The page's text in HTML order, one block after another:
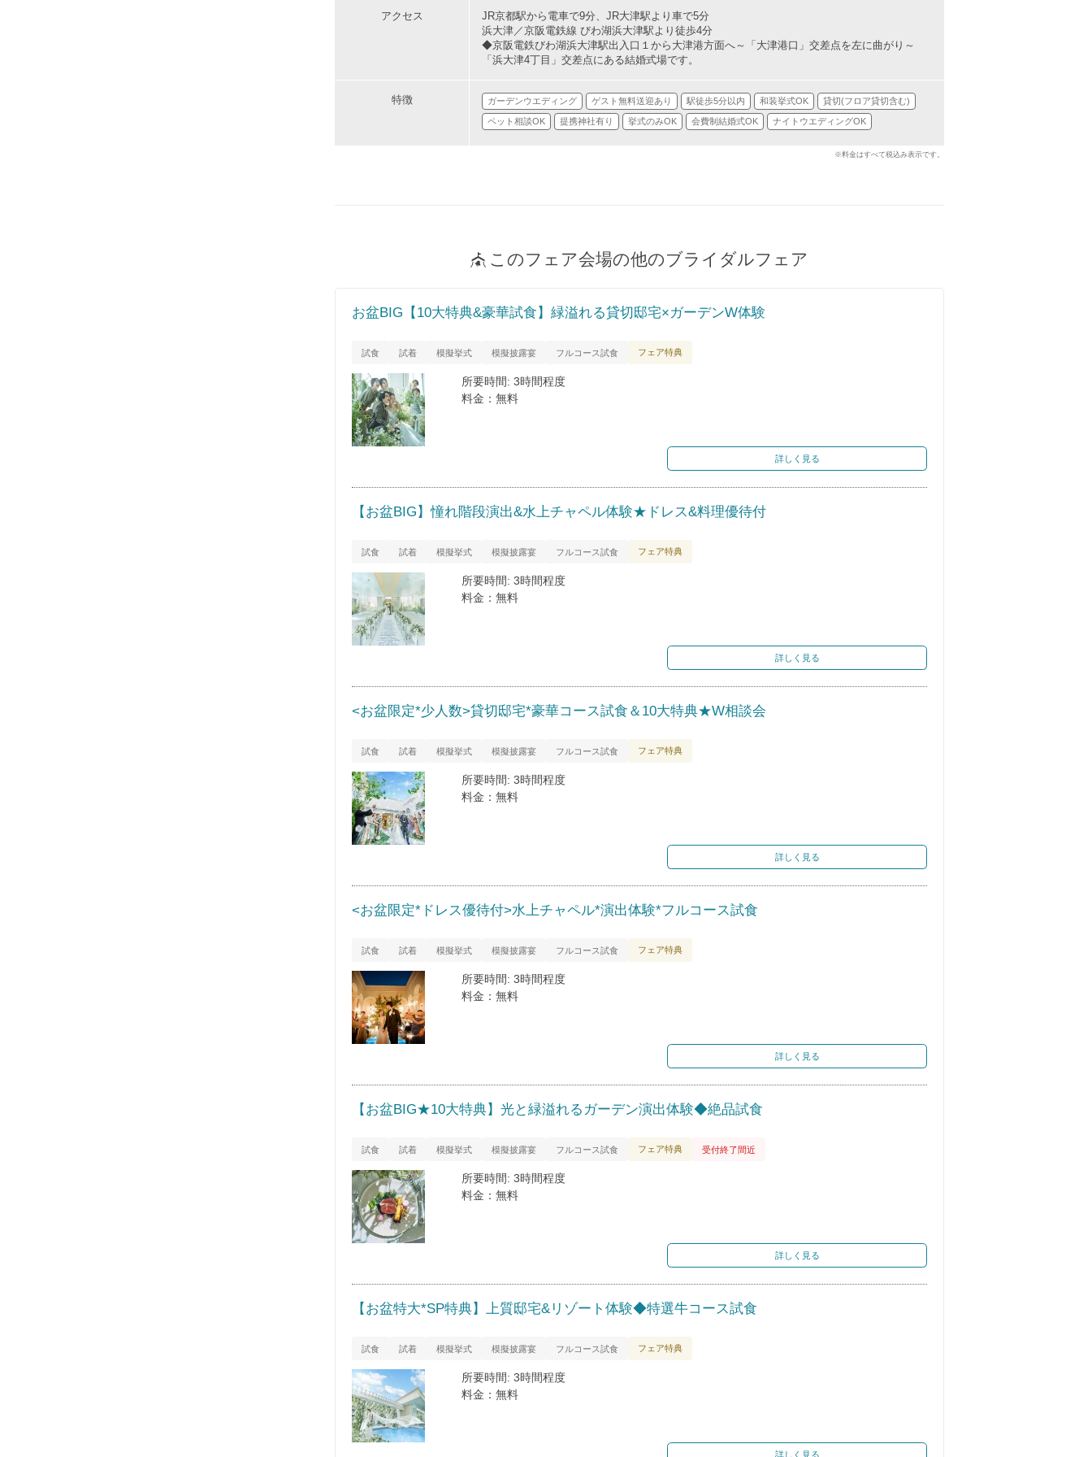
アクセス
JR京都駅から電車で9分、JR大津駅より車で5分
浜大津／京阪電鉄線 びわ湖浜大津駅より徒歩4分
◆京阪電鉄びわ湖浜大津駅出入口１から大津港方面へ～「大津港口」交差点を左に曲がり～
「浜大津4丁目」交差点にある結婚式場です。
特徴 ガーデンウエディング ゲスト無料送迎あり 駅徒歩5分以内 和装挙式OK 貸切(フロア貸切含む)
ペット相談OK 提携神社有り 挙式のみOK 会費制結婚式OK ナイトウエディングOK
※料金はすべて税込み表示です。
このフェア会場の他のブライダルフェア
お盆BIG【10大特典&豪華試食】緑溢れる貸切邸宅×ガーデンW体験
試食 試着 模擬挙式 模擬披露宴 フルコース試食 フェア特典
所要時間: 3時間程度
料金：無料
詳しく見る
【お盆BIG】憧れ階段演出&水上チャペル体験★ドレス&料理優待付
試食 試着 模擬挙式 模擬披露宴 フルコース試食 フェア特典
所要時間: 3時間程度
料金：無料
詳しく見る
<お盆限定*少人数>貸切邸宅*豪華コース試食＆10大特典★W相談会
試食 試着 模擬挙式 模擬披露宴 フルコース試食 フェア特典
所要時間: 3時間程度
料金：無料
詳しく見る
<お盆限定*ドレス優待付>水上チャペル*演出体験*フルコース試食
試食 試着 模擬挙式 模擬披露宴 フルコース試食 フェア特典
所要時間: 3時間程度
料金：無料
詳しく見る
【お盆BIG★10大特典】光と緑溢れるガーデン演出体験◆絶品試食
試食 試着 模擬挙式 模擬披露宴 フルコース試食 フェア特典 受付終了間近
所要時間: 3時間程度
料金：無料
詳しく見る
【お盆特大*SP特典】上質邸宅&リゾート体験◆特選牛コース試食
試食 試着 模擬挙式 模擬披露宴 フルコース試食 フェア特典
所要時間: 3時間程度
料金：無料
詳しく見る